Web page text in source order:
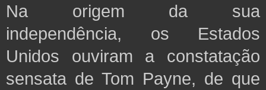
Na origem da sua
independência, os Estados
Unidos ouviram a constatação
sensata de Tom Payne, de que